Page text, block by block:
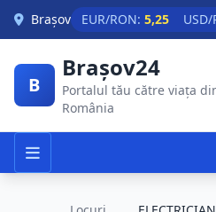
Skip to main content
Brașov EUR/RON: 5,25 USD/
B
Brașov24
Portalul tău către viața
România